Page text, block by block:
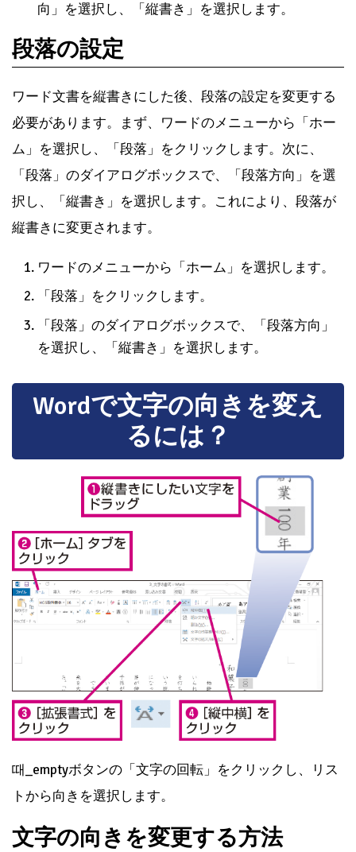
向」を選択し、「縦書き」を選択します。
段落の設定
ワード文書を縦書きにした後、段落の設定を変更する
必要があります。まず、ワードのメニューから「ホー
ム」を選択し、「段落」をクリックします。次に、
「段落」のダイアログボックスで、「段落方向」を選
択し、「縦書き」を選択します。これにより、段落が
縦書きに変更されます。
ワードのメニューから「ホーム」を選択します。
「段落」をクリックします。
「段落」のダイアログボックスで、「段落方向」
を選択し、「縦書き」を選択します。
Wordで文字の向きを変え
るには？
때_emptyボタンの「文字の回転」をクリックし、リス
トから向きを選択します。
文字の向きを変更する方法